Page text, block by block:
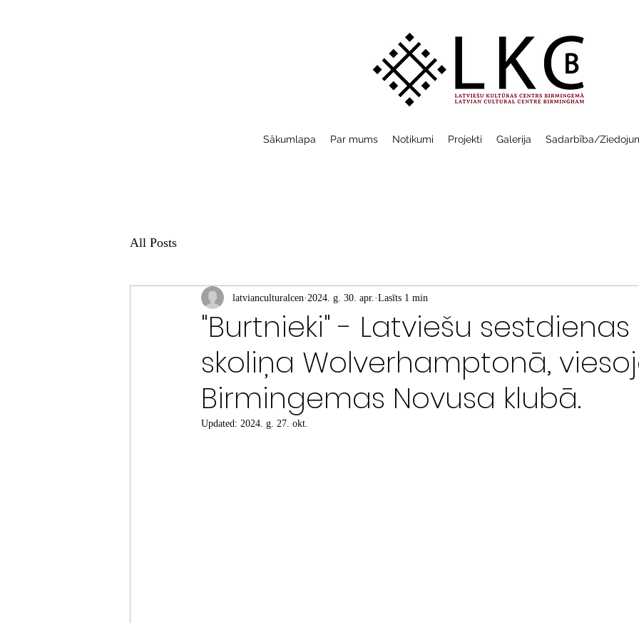
Sākumlapa Par mums Notikumi Projekti Galerija Sadarbība/
All Posts
"Burtnieki" - Latviešu sestdienas
skoliņa Wolverhamptonā,
Birmingemas Novusa klubā.
latvianculturalcen 2024. g. 30. apr. Lasīts 1 min
Updated: 2024. g. 27. okt.